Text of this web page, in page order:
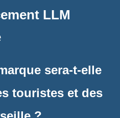
LLM
sera-t-elle
touristes et des